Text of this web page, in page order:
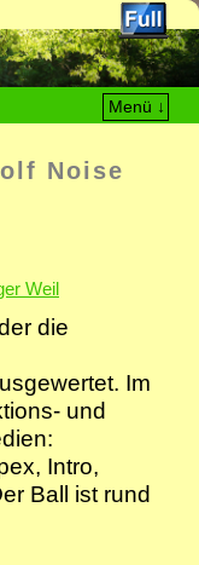
Menü ↓
Noise
Weil
die
Im
und
Intro,
Ball ist rund